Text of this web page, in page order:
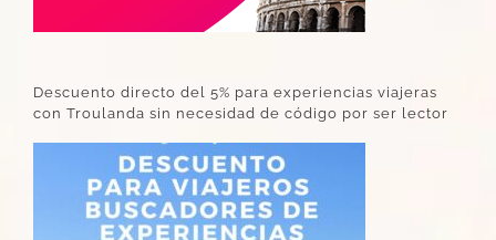
Descuento directo del 5% para experiencias viajeras
con Troulanda sin necesidad de código por ser lector